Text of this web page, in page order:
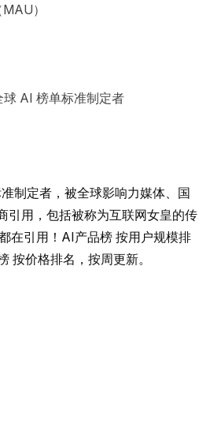
）
AI 榜单标准制定者
制定者，被全球影响力媒体、国
引用，包括被称为互联网女皇的传
在引用！AI产品榜 按用户规模排
按价格排名，按周更新。